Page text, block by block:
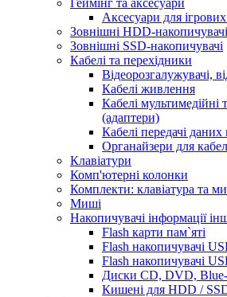
Геймінг та аксесуари
Аксесуари для
Зовнішні HDD-накопичувачі
Зовнішні SSD-накопичувачі
Кабелі та перехідники
Відеорозгалужувачі,
Кабелі живлення
Кабелі мультимедійні
(адаптери)
Кабелі передачі даних
Органайзери для
Клавіатури
Комп'ютерні колонки
Комплекти: клавіатура та
Миші
Накопичувачі інформації
Flash карти пам`яті
Flash накопичувачі
Flash накопичувачі
Диски CD, DVD,
Кишені для HDD /